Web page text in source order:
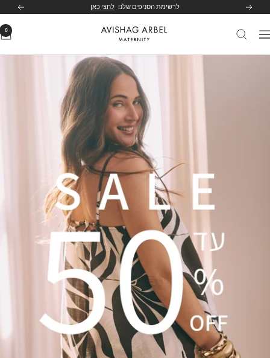
הקודם לרשימת הסניפים שלנו לחצי כאן הבא
ניווט
Avishag
Maternity
0